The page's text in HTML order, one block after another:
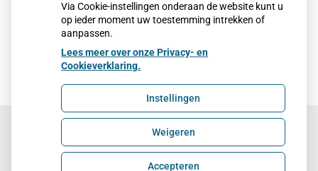
Uw Zorg Online|Beheer
Via Cookie-instellingen onderaan de website kunt u
op ieder moment uw toestemming intrekken of
aanpassen.
Lees meer over onze Privacy- en
Cookieverklaring.
Instellingen
Weigeren
Accepteren